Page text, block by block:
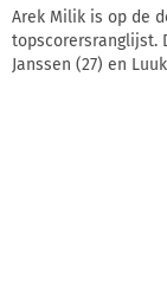
Arek Milik is op de
topscorersranglijst.
Janssen (27) en